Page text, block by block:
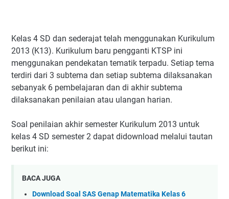
Kelas 4 SD dan sederajat telah menggunakan Kurikulum
2013 (K13). Kurikulum baru pengganti KTSP ini
menggunakan pendekatan tematik terpadu. Setiap tema
terdiri dari 3 subtema dan setiap subtema dilaksanakan
sebanyak 6 pembelajaran dan di akhir subtema
dilaksanakan penilaian atau ulangan harian.
Soal penilaian akhir semester Kurikulum 2013 untuk
kelas 4 SD semester 2 dapat didownload melalui tautan
berikut ini:
BACA JUGA
Download Soal SAS Genap Matematika Kelas 6